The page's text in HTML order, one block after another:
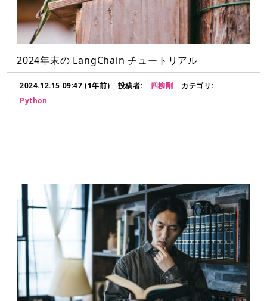
2024年末の LangChain チュートリアル
2024.12.15 09:47 (1年前) 投稿者: 四柳剛
カテゴリ:
Python